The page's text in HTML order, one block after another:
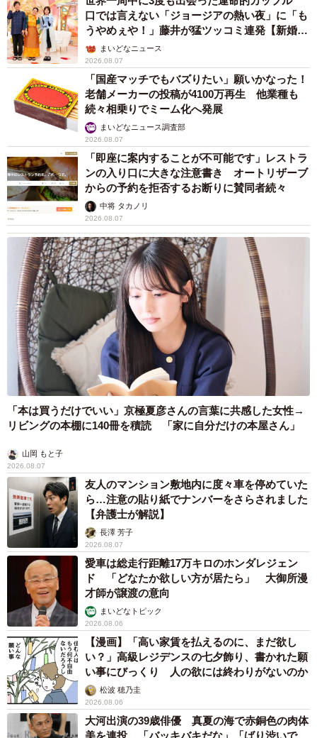
口では言えない「ジョージアの熱い夜」に「も
うやめぇや！」藤井が猛ツッコミ連発【新婚さ
ん】まいどなニュース
2026.08.07
「国産マッチでもバズりたい」願いかなった！
老舗メーカーの投稿が4100万再生 他業種も
続々相乗りでミーム化へ発展
まいどなニュース調査部
2026.08.07
「即座に案内することが不可能です」レストラ
ンの入り口に大きな注意書き オートリザーブ
からの予約を拒否するお断りに賛同者続々
中将 タカノリ
2026.08.07
「本は買うだけでいい」京極夏彦さんの言葉に共感した女性→
リビングの本棚に140冊を積読 「家に自分だけの本屋さん」
山岡 もと子
2026.08.07
友人のマンション敷地内に度々車を停めていた
ら…注意の貼り紙でナンバーをさらされました
【弁護士が解説】
長澤 芳子
2026.08.07
愛車は総走行距離17万キロのホンダレジェン
ド 「どなたか欲しい方が居たら」 大御所漫
才師が譲渡の意向
まいどなトピック
2026.08.06
【漫画】「高い家賃を払えるのに、まだ欲し
い？」高級レジデンスの七夕飾り、書かれた願
い事にびっくり 人の欲には終わりがないのか
松波 穂乃圭
2026.08.06
大河出演の39歳俳優 真夏の海で赤銅色の肉体
美を連投 「バッキバキだな」「ばり渋いで